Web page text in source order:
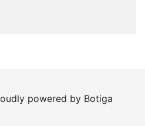
powered by Botiga